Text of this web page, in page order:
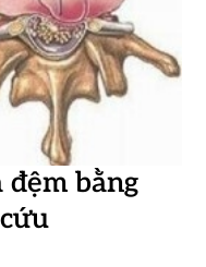
bằng